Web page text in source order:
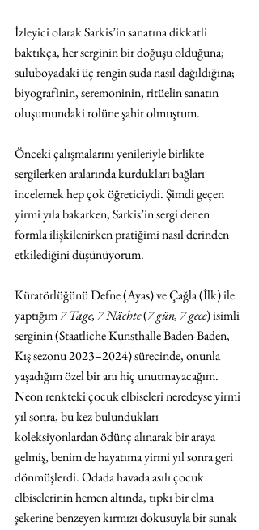
İzleyici olarak Sarkis’in sanatına dikkatli
baktıkça, her serginin bir doğuşu olduğuna;
suluboyadaki üç rengin suda nasıl dağıldığına;
biyografinin, seremoninin, ritüelin sanatın
oluşumundaki rolüne şahit olmuştum.
Önceki çalışmalarını yenileriyle birlikte
sergilerken aralarında kurdukları bağları
incelemek hep çok öğreticiydi. Şimdi geçen
yirmi yıla bakarken, Sarkis’in sergi denen
formla ilişkilenirken pratiğimi nasıl derinden
etkilediğini düşünüyorum.
Küratörlüğünü Defne (Ayas) ve Çağla (İlk) ile
yaptığım 7 Tage, 7 Nächte (7 gün, 7 gece) isimli
serginin (Staatliche Kunsthalle Baden-Baden,
Kış sezonu 2023–2024) sürecinde, onunla
yaşadığım özel bir anı hiç unutmayacağım.
Neon renkteki çocuk elbiseleri neredeyse yirmi
yıl sonra, bu kez bulundukları
koleksiyonlardan ödünç alınarak bir araya
gelmiş, benim de hayatıma yirmi yıl sonra geri
dönmüşlerdi. Odada havada asılı çocuk
elbiselerinin hemen altında, tıpkı bir elma
şekerine benzeyen kırmızı dokusuyla bir sunak